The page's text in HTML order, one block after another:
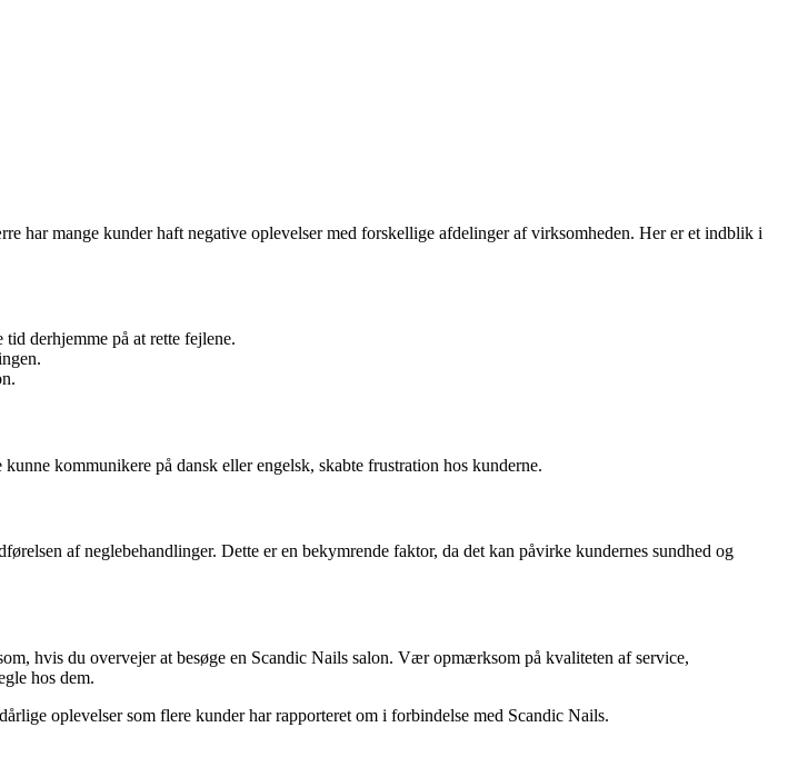
har mange kunder haft negative oplevelser med forskellige afdelinger af virksomheden. Her er et indblik i
derhjemme på at rette fejlene.
kommunikere på dansk eller engelsk, skabte frustration hos kunderne.
af neglebehandlinger. Dette er en bekymrende faktor, da det kan påvirke kundernes sundhed og
hvis du overvejer at besøge en Scandic Nails salon. Vær opmærksom på kvaliteten af service,
hos dem.
oplevelser som flere kunder har rapporteret om i forbindelse med Scandic Nails.